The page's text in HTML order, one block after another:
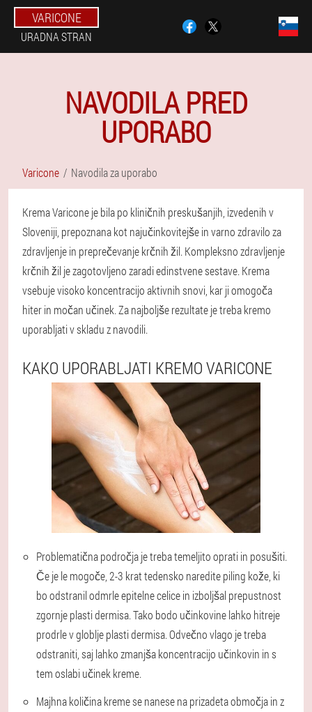
VARICONE
URADNA STRAN
NAVODILA PRED
UPORABO
Varicone Navodila za uporabo
Krema Varicone je bila po kliničnih preskušanjih, izvedenih v
Sloveniji, prepoznana kot najučinkovitejše in varno zdravilo za
zdravljenje in preprečevanje krčnih žil. Kompleksno zdravljenje
krčnih žil je zagotovljeno zaradi edinstvene sestave. Krema
vsebuje visoko koncentracijo aktivnih snovi, kar ji omogoča
hiter in močan učinek. Za najboljše rezultate je treba kremo
uporabljati v skladu z navodili.
KAKO UPORABLJATI KREMO VARICONE
Problematična področja je treba temeljito oprati in posušiti.
Če je le mogoče, 2-3 krat tedensko naredite piling kože, ki
bo odstranil odmrle epitelne celice in izboljšal prepustnost
zgornje plasti dermisa. Tako bodo učinkovine lahko hitreje
prodrle v globlje plasti dermisa. Odvečno vlago je treba
odstraniti, saj lahko zmanjša koncentracijo učinkovin in s
tem oslabi učinek kreme.
Majhna količina kreme se nanese na prizadeta območja in z